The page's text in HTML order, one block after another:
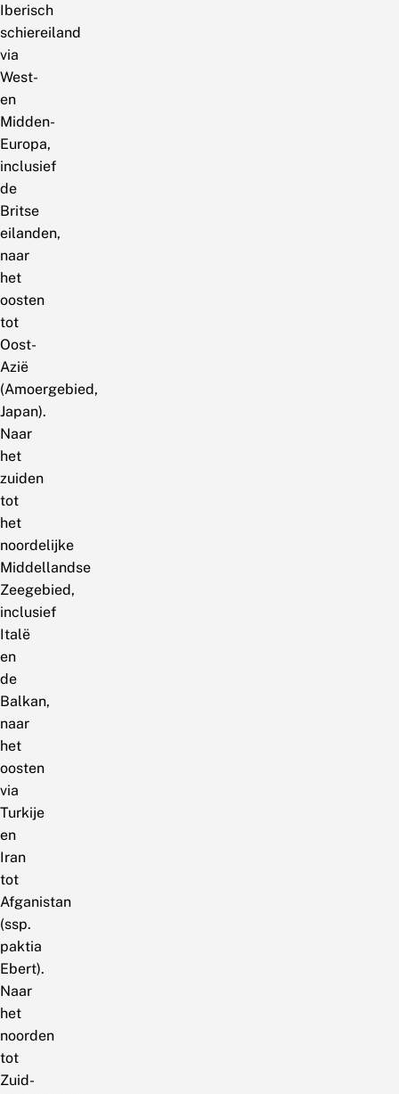
Iberisch
schiereiland
via
West-
en
Midden-
Europa,
inclusief
de
Britse
eilanden,
naar
het
oosten
tot
Oost-
Azië
(Amoergebied,
Japan).
Naar
het
zuiden
tot
het
noordelijke
Middellandse
Zeegebied,
inclusief
Italë
en
de
Balkan,
naar
het
oosten
via
Turkije
en
Iran
tot
Afganistan
(ssp.
paktia
Ebert).
Naar
het
noorden
tot
Zuid-